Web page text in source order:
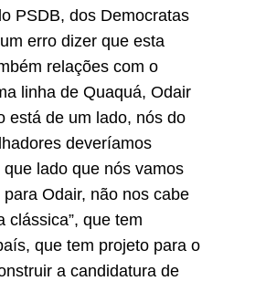
PSDB, dos Democratas
erro dizer que esta
relações com o
linha de Quaquá, Odair
está de um lado, nós do
deveríamos
lado que nós vamos
Odair, não nos cabe
clássica”, que tem
que tem projeto para o
a candidatura de